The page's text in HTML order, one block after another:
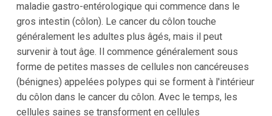
maladie gastro-entérologique qui commence dans le
gros intestin (côlon). Le cancer du côlon touche
généralement les adultes plus âgés, mais il peut
survenir à tout âge. Il commence généralement sous
forme de petites masses de cellules non cancéreuses
(bénignes) appelées polypes qui se forment à l'intérieur
du côlon dans le cancer du côlon. Avec le temps, les
cellules saines se transforment en cellules